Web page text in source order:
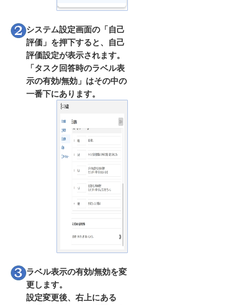
システム設定画面の「自己
評価」を押下すると、自己
評価設定が表示されます。
「タスク回答時のラベル表
示の有効/無効」はその中の
一番下にあります。
ラベル表示の有効/無効を変
更します。
設定変更後、右上にある